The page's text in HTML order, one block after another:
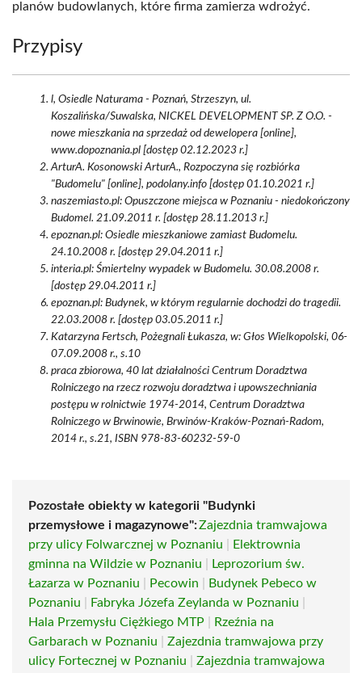
planów budowlanych, które firma zamierza wdrożyć.
Przypisy
l, Osiedle Naturama - Poznań, Strzeszyn, ul.
Koszalińska/Suwalska, NICKEL DEVELOPMENT SP. Z O.O. -
nowe mieszkania na sprzedaż od dewelopera [online],
www.dopoznania.pl [dostęp 02.12.2023 r.]
ArturA. Kosonowski ArturA., Rozpoczyna się rozbiórka
"Budomelu" [online], podolany.info [dostęp 01.10.2021 r.]
naszemiasto.pl: Opuszczone miejsca w Poznaniu - niedokończony
Budomel. 21.09.2011 r. [dostęp 28.11.2013 r.]
epoznan.pl: Osiedle mieszkaniowe zamiast Budomelu.
24.10.2008 r. [dostęp 29.04.2011 r.]
interia.pl: Śmiertelny wypadek w Budomelu. 30.08.2008 r.
[dostęp 29.04.2011 r.]
epoznan.pl: Budynek, w którym regularnie dochodzi do tragedii.
22.03.2008 r. [dostęp 03.05.2011 r.]
Katarzyna Fertsch, Pożegnali Łukasza, w: Głos Wielkopolski, 06-
07.09.2008 r., s.10
praca zbiorowa, 40 lat działalności Centrum Doradztwa
Rolniczego na rzecz rozwoju doradztwa i upowszechniania
postępu w rolnictwie 1974-2014, Centrum Doradztwa
Rolniczego w Brwinowie, Brwinów-Kraków-Poznań-Radom,
2014 r., s.21, ISBN 978-83-60232-59-0
Pozostałe obiekty w kategorii "Budynki
przemysłowe i magazynowe":Zajezdnia tramwajowa
przy ulicy Folwarcznej w Poznaniu
Elektrownia
gminna na Wildzie w Poznaniu
Leprozorium św.
Łazarza w Poznaniu
Pecowin
Budynek Pebeco w
Poznaniu
Fabryka Józefa Zeylanda w Poznaniu
Hala Przemysłu Ciężkiego MTP
Rzeźnia na
Garbarach w Poznaniu
Zajezdnia tramwajowa przy
ulicy Fortecznej w Poznaniu
Zajezdnia tramwajowa